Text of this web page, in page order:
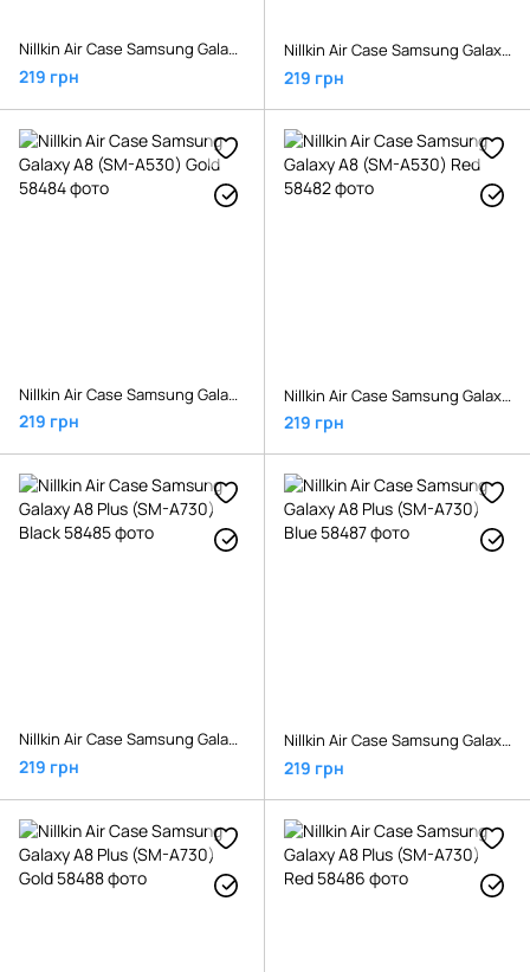
Nillkin Air Case Samsung Galaxy A8 (SM-A530) Black
219 грн
Nillkin Air Case Samsung Galaxy A8 (SM-A530) Blue
219 грн
Nillkin Air Case Samsung Galaxy A8 (SM-A530) Gold
219 грн
Nillkin Air Case Samsung Galaxy A8 (SM-A530) Red
219 грн
Nillkin Air Case Samsung Galaxy A8 Plus (SM-A730) Black
219 грн
Nillkin Air Case Samsung Galaxy A8 Plus (SM-A730) Blue
219 грн